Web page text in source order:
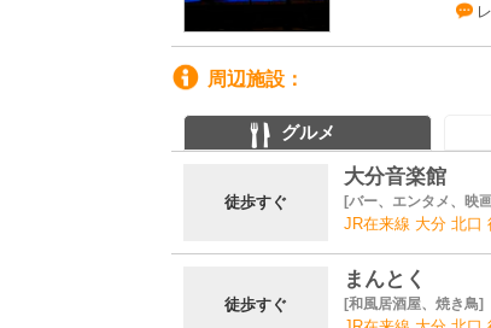
周辺施設
グルメ
徒歩すぐ
大分音楽館
バー、エンタメ、映
JR在来線 大分 北口
徒歩すぐ
まんとく
和風居酒屋、焼き鳥